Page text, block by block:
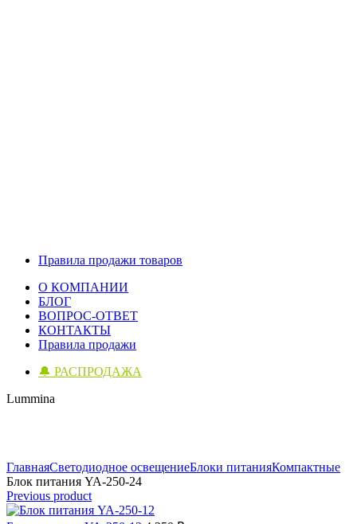
Правила продажи товаров
О КОМПАНИИ
БЛОГ
ВОПРОС-ОТВЕТ
КОНТАКТЫ
Правила продажи
🔔 РАСПРОДАЖА
Lummina
ГлавнаяСветодиодное освещениеБлоки питанияКомпактные
Блок питания YA-250-24
Previous product